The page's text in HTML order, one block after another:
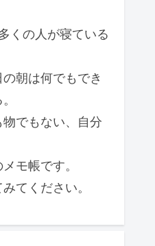
くの人が寝ている
朝は何でもでき
でもない、自分
モ帳です。
てください。